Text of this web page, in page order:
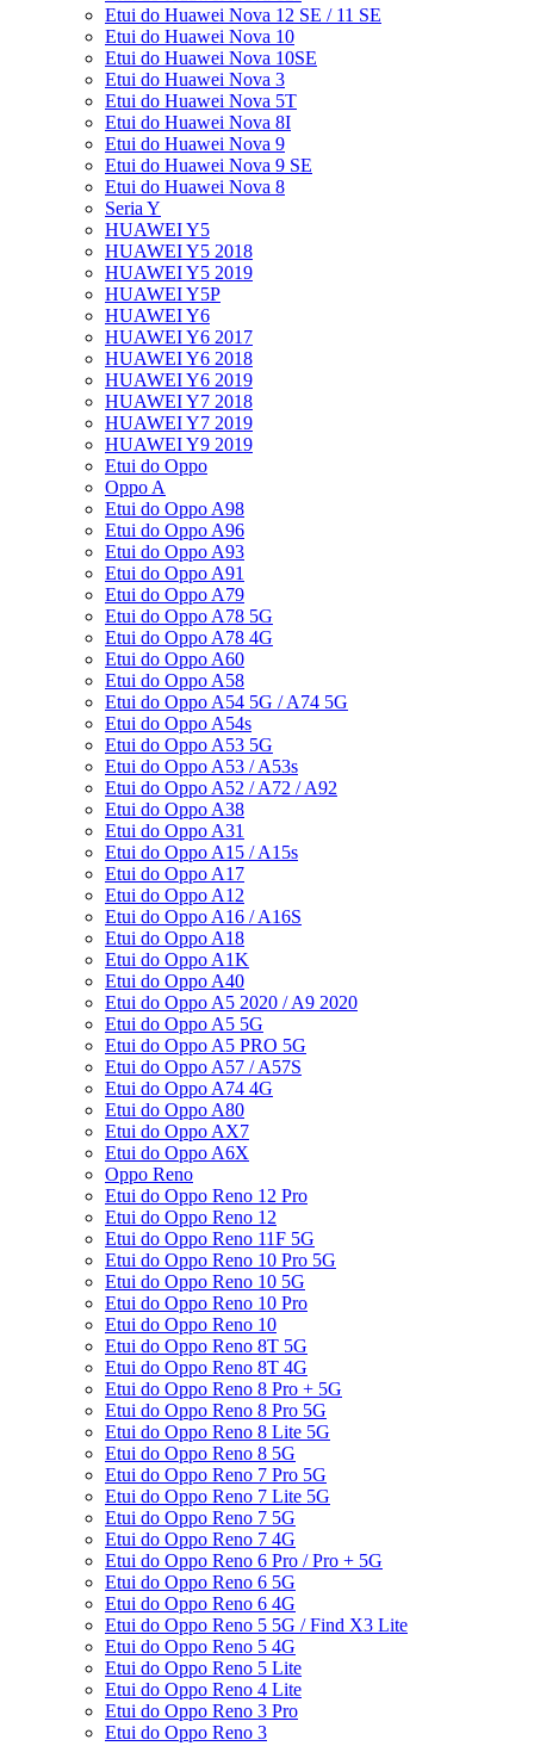
Etui do Huawei Nova 12 SE / 11 SE
Etui do Huawei Nova 10
Etui do Huawei Nova 10SE
Etui do Huawei Nova 3
Etui do Huawei Nova 5T
Etui do Huawei Nova 8I
Etui do Huawei Nova 9
Etui do Huawei Nova 9 SE
Etui do Huawei Nova 8
Seria Y
HUAWEI Y5
HUAWEI Y5 2018
HUAWEI Y5 2019
HUAWEI Y5P
HUAWEI Y6
HUAWEI Y6 2017
HUAWEI Y6 2018
HUAWEI Y6 2019
HUAWEI Y7 2018
HUAWEI Y7 2019
HUAWEI Y9 2019
Etui do Oppo
Oppo A
Etui do Oppo A98
Etui do Oppo A96
Etui do Oppo A93
Etui do Oppo A91
Etui do Oppo A79
Etui do Oppo A78 5G
Etui do Oppo A78 4G
Etui do Oppo A60
Etui do Oppo A58
Etui do Oppo A54 5G / A74 5G
Etui do Oppo A54s
Etui do Oppo A53 5G
Etui do Oppo A53 / A53s
Etui do Oppo A52 / A72 / A92
Etui do Oppo A38
Etui do Oppo A31
Etui do Oppo A15 / A15s
Etui do Oppo A17
Etui do Oppo A12
Etui do Oppo A16 / A16S
Etui do Oppo A18
Etui do Oppo A1K
Etui do Oppo A40
Etui do Oppo A5 2020 / A9 2020
Etui do Oppo A5 5G
Etui do Oppo A5 PRO 5G
Etui do Oppo A57 / A57S
Etui do Oppo A74 4G
Etui do Oppo A80
Etui do Oppo AX7
Etui do Oppo A6X
Oppo Reno
Etui do Oppo Reno 12 Pro
Etui do Oppo Reno 12
Etui do Oppo Reno 11F 5G
Etui do Oppo Reno 10 Pro 5G
Etui do Oppo Reno 10 5G
Etui do Oppo Reno 10 Pro
Etui do Oppo Reno 10
Etui do Oppo Reno 8T 5G
Etui do Oppo Reno 8T 4G
Etui do Oppo Reno 8 Pro + 5G
Etui do Oppo Reno 8 Pro 5G
Etui do Oppo Reno 8 Lite 5G
Etui do Oppo Reno 8 5G
Etui do Oppo Reno 7 Pro 5G
Etui do Oppo Reno 7 Lite 5G
Etui do Oppo Reno 7 5G
Etui do Oppo Reno 7 4G
Etui do Oppo Reno 6 Pro / Pro + 5G
Etui do Oppo Reno 6 5G
Etui do Oppo Reno 6 4G
Etui do Oppo Reno 5 5G / Find X3 Lite
Etui do Oppo Reno 5 4G
Etui do Oppo Reno 5 Lite
Etui do Oppo Reno 4 Lite
Etui do Oppo Reno 3 Pro
Etui do Oppo Reno 3